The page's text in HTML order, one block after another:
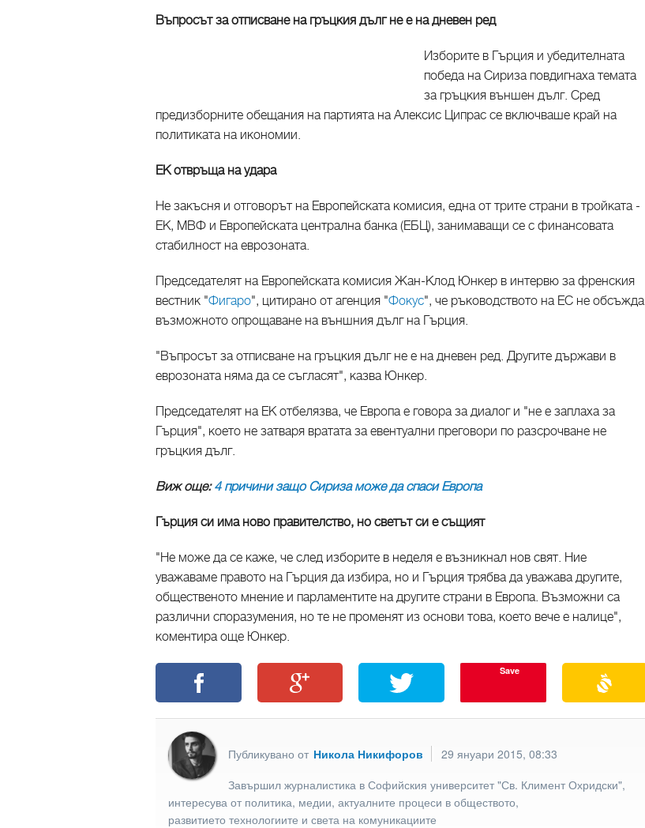
Въпросът за отписване на гръцкия дълг не е на дневен ред
Изборите в Гърция и убедителната
победа на Сириза повдигнаха темата
за гръцкия външен дълг. Сред
предизборните обещания на партията на Алексис Ципрас се включваше край на
политиката на икономии.
ЕК отвръща на удара
Не закъсня и отговорът на Европейската комисия, една от трите страни в тройката -
ЕК, МВФ и Европейската централна банка (ЕБЦ), занимаващи се с финансовата
стабилност на еврозоната.
Председателят на Европейската комисия Жан-Клод Юнкер в интервю за френския
вестник "Фигаро", цитирано от агенция "Фокус", че ръководството на ЕС не обсъжда
възможното опрощаване на външния дълг на Гърция.
"Въпросът за отписване на гръцкия дълг не е на дневен ред. Другите държави в
еврозоната няма да се съгласят", казва Юнкер.
Председателят на ЕК отбелязва, че Европа е говора за диалог и "не е заплаха за
Гърция", което не затваря вратата за евентуални преговори по разсрочване не
гръцкия дълг.
Виж още:4 причини защо Сириза може да спаси Европа
Гърция си има ново правителство, но светът си е същият
"Не може да се каже, че след изборите в неделя е възникнал нов свят. Ние
уважаваме правото на Гърция да избира, но и Гърция трябва да уважава другите,
общественото мнение и парламентите на другите страни в Европа. Възможни са
различни споразумения, но те не променят из основи това, което вече е налице",
коментира още Юнкер.
Save
Публикувано от Никола Никифоров
29 януари 2015, 08:33
Завършил журналистика в Софийския университет "Св. Климент Охридски",
интересува от политика, медии, актуалните процеси в обществото,
развитието технологиите и света на комуникациите